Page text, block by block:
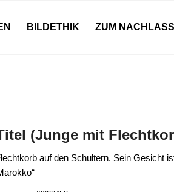
BILDETHIK ZUM NACHLASS
(Junge mit
auf den Schultern. Sein Gesicht